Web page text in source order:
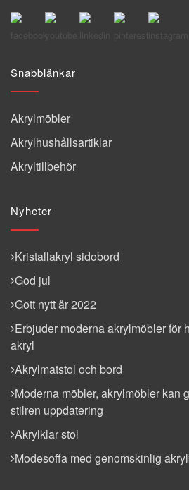
Snabblänkar
Akrylmöbler
Akrylhushållsartiklar
Akryltillbehör
Nyheter
Kristallakryl sidobord
God jul
Gott nytt år 2022
Erbjuder moderna akrylmöbler för
akryl
Akrylmatstol och bord
Moderna möbler, akrylmöbler kan
stilren uppdatering
Akrylklar stol
Modesoffa med genomskinlig